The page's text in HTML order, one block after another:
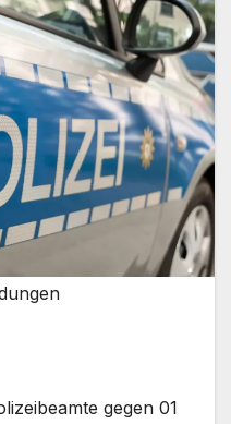
gegen 01